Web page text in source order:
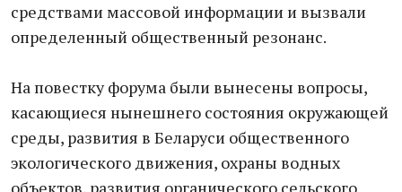
средствами массовой информации и вызвали
определенный общественный резонанс.
На повестку форума были вынесены вопросы,
касающиеся нынешнего состояния окружающей
среды, развития в Беларуси общественного
экологического движения, охраны водных
объектов, развития органического сельского